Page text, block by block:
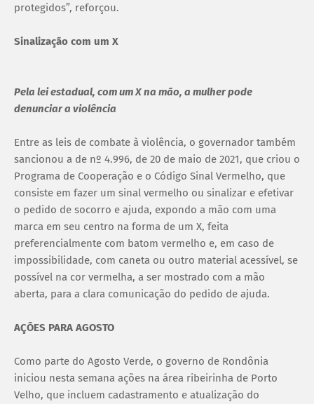
protegidos”, reforçou.
Sinalização com um X
Pela lei estadual, com um X na mão, a mulher pode
denunciar a violência
Entre as leis de combate à violência, o governador também
sancionou a de nº 4.996, de 20 de maio de 2021, que criou o
Programa de Cooperação e o Código Sinal Vermelho, que
consiste em fazer um sinal vermelho ou sinalizar e efetivar
o pedido de socorro e ajuda, expondo a mão com uma
marca em seu centro na forma de um X, feita
preferencialmente com batom vermelho e, em caso de
impossibilidade, com caneta ou outro material acessível, se
possível na cor vermelha, a ser mostrado com a mão
aberta, para a clara comunicação do pedido de ajuda.
AÇÕES PARA AGOSTO
Como parte do Agosto Verde, o governo de Rondônia
iniciou nesta semana ações na área ribeirinha de Porto
Velho, que incluem cadastramento e atualização do